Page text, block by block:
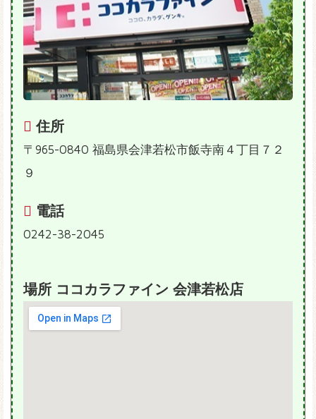
住所
〒965-0840 福島県会津若松市飯寺南４丁目７２
９
電話
0242-38-2045
場所 ココカラファイン 会津若松店